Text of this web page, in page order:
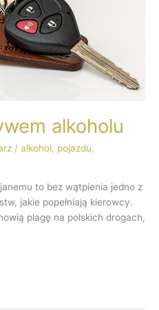
alkoholu
/ alkohol, pojazdu,
to bez wątpienia jedno z
jakie popełniają kierowcy.
plagę na polskich drogach,